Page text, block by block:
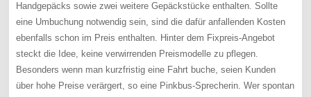
Handgepäcks sowie zwei weitere Gepäckstücke enthalten. Sollte
eine Umbuchung notwendig sein, sind die dafür anfallenden Kosten
ebenfalls schon im Preis enthalten. Hinter dem Fixpreis-Angebot
steckt die Idee, keine verwirrenden Preismodelle zu pflegen.
Besonders wenn man kurzfristig eine Fahrt buche, seien Kunden
über hohe Preise verärgert, so eine Pinkbus-Sprecherin. Wer spontan